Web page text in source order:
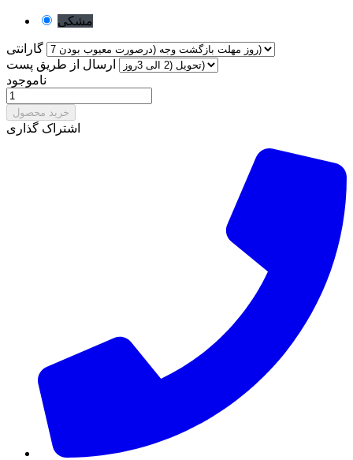
مشکی
گارانتی
ارسال از طریق پست
ناموجود
خرید محصول
اشتراک گذاری